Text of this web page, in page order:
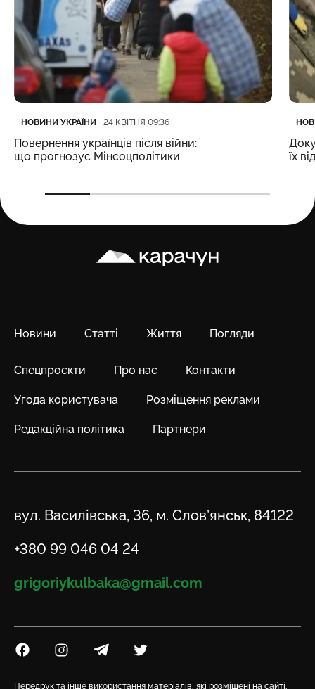
Категорія
НОВИНИ УКРАЇНИ
Дата публікації 24 КВІТНЯ 09:36
Повернення українців після війни:
що прогнозує Мінсоцполітики
їх
Карачун
Новини Статті Життя Погляди
Спецпроєкти Про нас Контакти
Угода користувача Розміщення реклами
Редакційна політика Партнери
Адреса
вул. Василівська, 36, м. Слов’янськ, 84122
Телефон
+380 99 046 04 24
Email
grigoriykulbaka@gmail.com
Посилання на Facebook
Посилання на Instagram
Посилання на Telegram
Посилання на Twitter
Передрук та інше використання матеріалів, які розміщені на сайті,